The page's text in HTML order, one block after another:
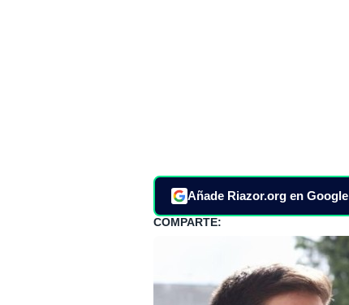
Añade Riazor.org en Google
COMPARTE: